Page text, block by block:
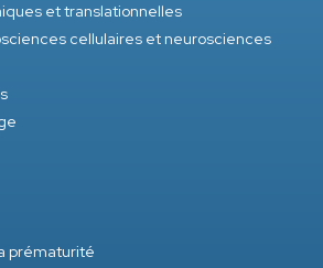
et translationnelles
cellulaires et neurosciences
prématurité